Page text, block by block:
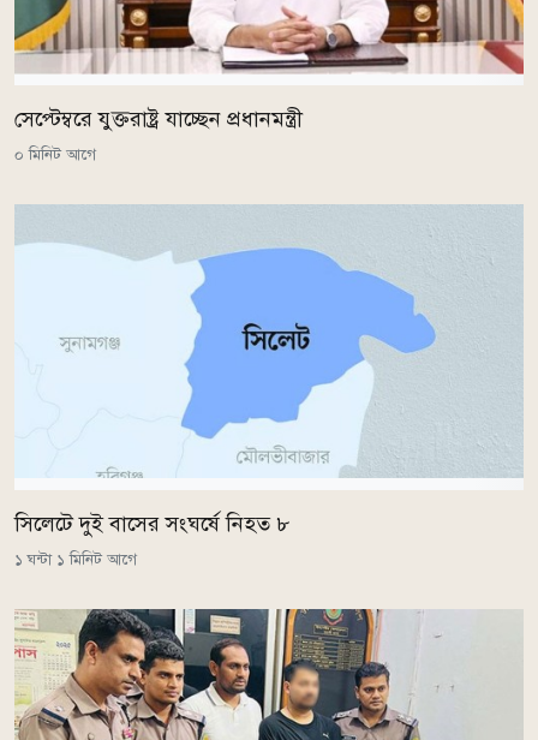
সেপ্টেম্বরে যুক্তরাষ্ট্র যাচ্ছেন প্রধানমন্ত্রী
০ মিনিট আগে
সিলেটে দুই বাসের সংঘর্ষে নিহত ৮
১ ঘন্টা ১ মিনিট আগে